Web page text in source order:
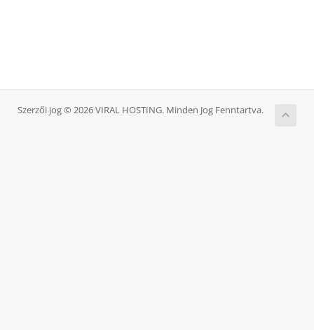
Szerzői jog © 2026 VIRAL HOSTING. Minden Jog Fenntartva.